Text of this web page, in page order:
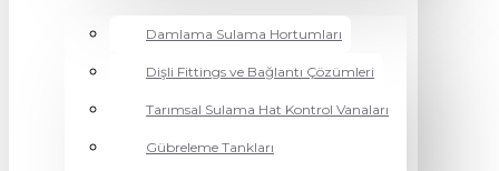
Damlama Sulama Hortumları
Dişli Fittings ve Bağlantı Çözümleri
Tarımsal Sulama Hat Kontrol Vanaları
Gübreleme Tankları